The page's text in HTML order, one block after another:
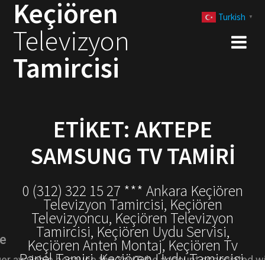
Keçiören
Televizyon
Tamircisi
ETIKET: AKTEPE
SAMSUNG TV TAMIRI
0 (312) 322 15 27 *** Ankara Keçiören
Televizyon Tamircisi, Keçiören
Televizyoncu, Keçiören Televizyon
Tamircisi, Keçiören Uydu Servisi,
Keçiören Anten Montaj, Keçiören Tv
Turkish ▼